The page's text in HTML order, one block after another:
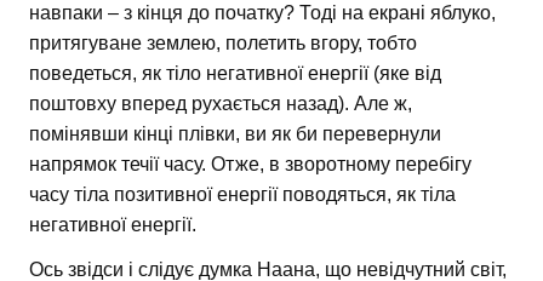
навпаки – з кінця до початку? Тоді на екрані яблуко,
притягуване землею, полетить вгору, тобто
поведеться, як тіло негативної енергії (яке від
поштовху вперед рухається назад). Але ж,
помінявши кінці плівки, ви як би перевернули
напрямок течії часу. Отже, в зворотному перебігу
часу тіла позитивної енергії поводяться, як тіла
негативної енергії.
Ось звідси і слідує думка Наана, що невідчутний світ,